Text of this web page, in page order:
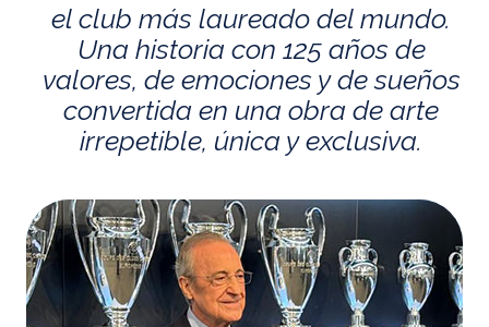
el club más laureado del mundo.
Una historia con 125 años de
valores, de emociones y de sueños
convertida en una obra de arte
irrepetible, única y exclusiva.